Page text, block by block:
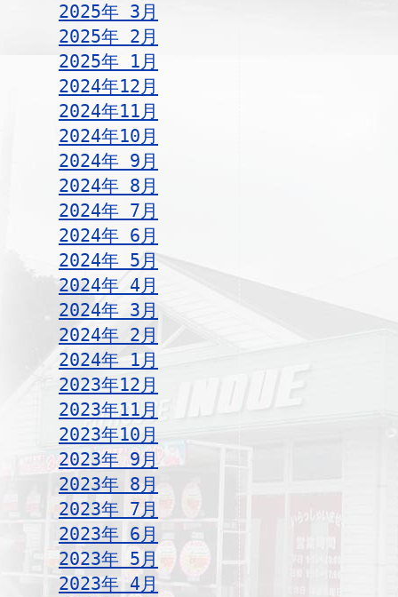
2025年 3月
2025年 2月
2025年 1月
2024年12月
2024年11月
2024年10月
2024年 9月
2024年 8月
2024年 7月
2024年 6月
2024年 5月
2024年 4月
2024年 3月
2024年 2月
2024年 1月
2023年12月
2023年11月
2023年10月
2023年 9月
2023年 8月
2023年 7月
2023年 6月
2023年 5月
2023年 4月